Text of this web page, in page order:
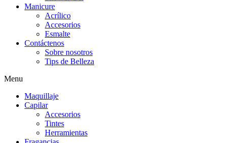
Manicure
Acrílico
Accesorios
Esmalte
Contáctenos
Sobre nosotros
Tips de Belleza
Menu
Maquillaje
Capilar
Accesorios
Tintes
Herramientas